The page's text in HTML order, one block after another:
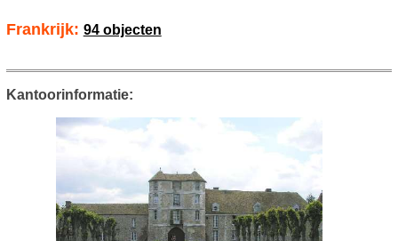
Frankrijk: 94 objecten
Kantoorinformatie: